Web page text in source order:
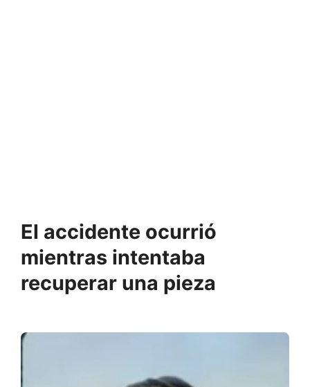
El accidente ocurrió
mientras intentaba
recuperar una pieza